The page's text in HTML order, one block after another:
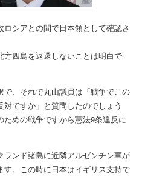
シアとの間で日本領として確認さ
方四島を返還しないことは明白で
、それで丸山議員は「戦争でこの
ですか」と質問したのでしょう
めの戦争ですから憲法9条違反に
ンド諸島に近隣アルゼンチン軍が
。この時に日本はイギリス支持で